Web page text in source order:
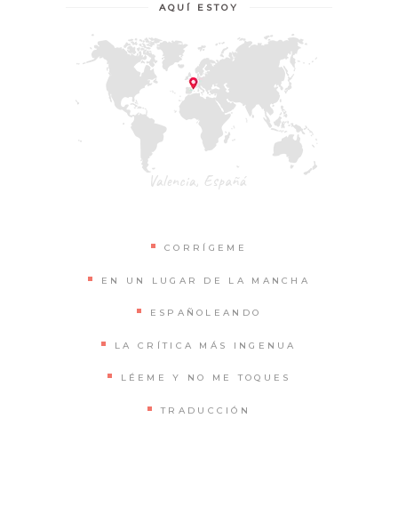
AQUÍ ESTOY
CORRÍGEME
EN UN LUGAR DE LA MANCHA
ESPAÑOLEANDO
LA CRÍTICA MÁS INGENUA
LÉEME Y NO ME TOQUES
TRADUCCIÓN